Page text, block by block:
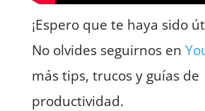
¡Espero que te haya sido
No olvides seguirnos en
más tips, trucos y guías de
productividad.